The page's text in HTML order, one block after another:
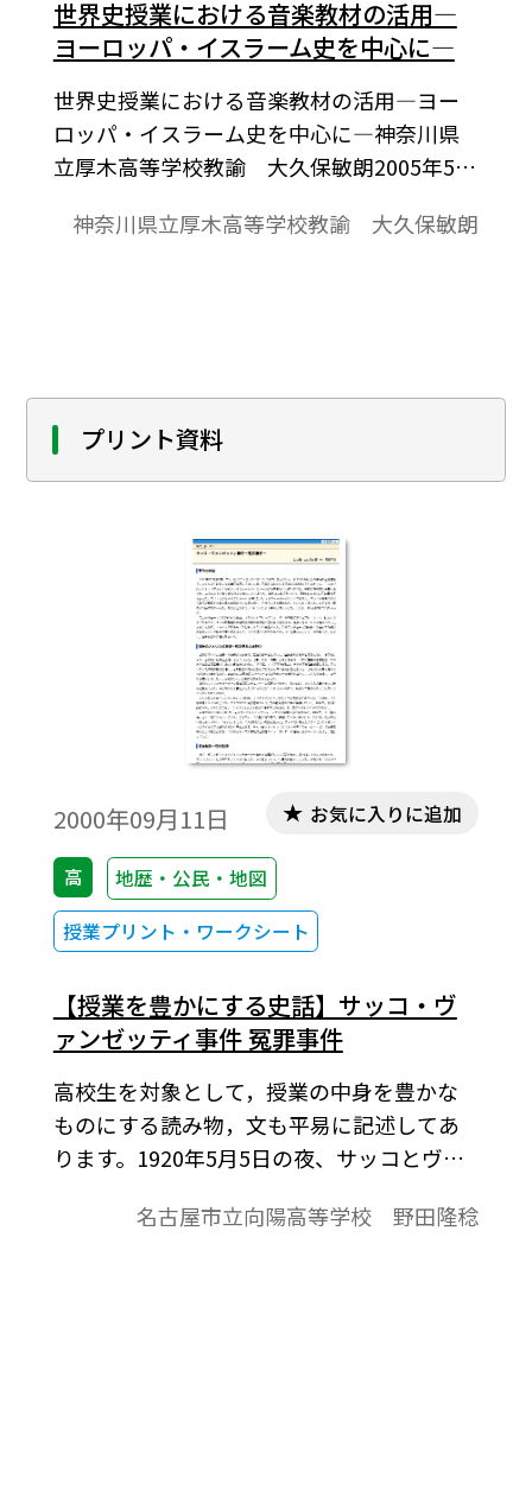
世界史授業における音楽教材の活用―
ヨーロッパ・イスラーム史を中心に―
世界史授業における音楽教材の活用―ヨー
ロッパ・イスラーム史を中心に―神奈川県
立厚木高等学校教諭 大久保敏朗2005年5月
編集・発行した「全歴研研究紀要第41集」
神奈川県立厚木高等学校教諭 大久保敏朗
プリント資料
2000年09月11日
高
地歴・公民・地図
授業プリント・ワークシート
お気に入りに追加
【授業を豊かにする史話】サッコ・ヴ
ァンゼッティ事件 冤罪事件
高校生を対象として，授業の中身を豊かな
ものにする読み物，文も平易に記述してあ
ります。1920年5月5日の夜、サッコとヴァ
わりの仲間たちの逮捕や国外追放で、なん
名古屋市立向陽高等学校 野田隆稔